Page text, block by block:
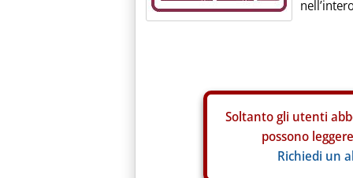
Soltanto gli utenti
possono
Richiedi un